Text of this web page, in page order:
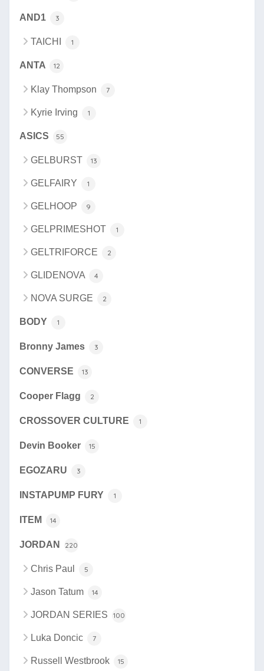
AND1 3
TAICHI 1
ANTA 12
Klay Thompson 7
Kyrie Irving 1
ASICS 55
GELBURST 13
GELFAIRY 1
GELHOOP 9
GELPRIMESHOT 1
GELTRIFORCE 2
GLIDENOVA 4
NOVA SURGE 2
BODY 1
Bronny James 3
CONVERSE 13
Cooper Flagg 2
CROSSOVER CULTURE 1
Devin Booker 15
EGOZARU 3
INSTAPUMP FURY 1
ITEM 14
JORDAN 220
Chris Paul 5
Jason Tatum 14
JORDAN SERIES 100
Luka Doncic 7
Russell Westbrook 15